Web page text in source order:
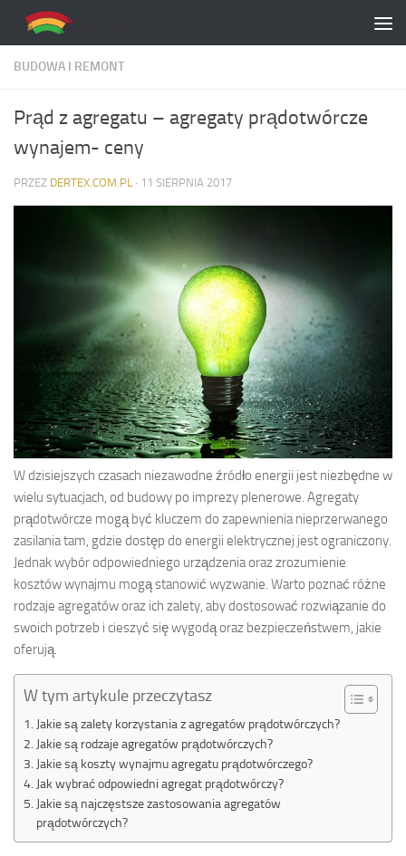
Skip to content
BUDOWA I REMONT
Prąd z agregatu – agregaty prądotwórcze
wynajem- ceny
PRZEZ DERTEX.COM.PL · 11 SIERPNIA 2017
W dzisiejszych czasach niezawodne źródło energii jest niezbędne w
wielu sytuacjach, od budowy po imprezy plenerowe. Agregaty
prądotwórcze mogą być kluczem do zapewnienia nieprzerwanego
zasilania tam, gdzie dostęp do energii elektrycznej jest ograniczony.
Jednak wybór odpowiedniego urządzenia oraz zrozumienie
kosztów wynajmu mogą stanowić wyzwanie. Warto poznać różne
rodzaje agregatów oraz ich zalety, aby dostosować rozwiązanie do
swoich potrzeb i cieszyć się wygodą oraz bezpieczeństwem, jakie
oferują.
W tym artykule przeczytasz
Jakie są zalety korzystania z agregatów prądotwórczych?
Jakie są rodzaje agregatów prądotwórczych?
Jakie są koszty wynajmu agregatu prądotwórczego?
Jak wybrać odpowiedni agregat prądotwórczy?
Jakie są najczęstsze zastosowania agregatów
prądotwórczych?